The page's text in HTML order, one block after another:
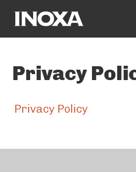
Privacy
Privacy Policy